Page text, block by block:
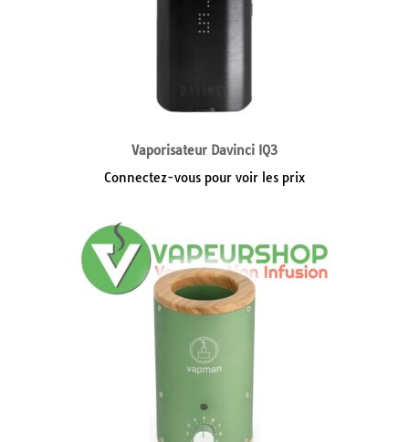
Vaporisateur Davinci IQ3
Connectez-vous pour voir les prix